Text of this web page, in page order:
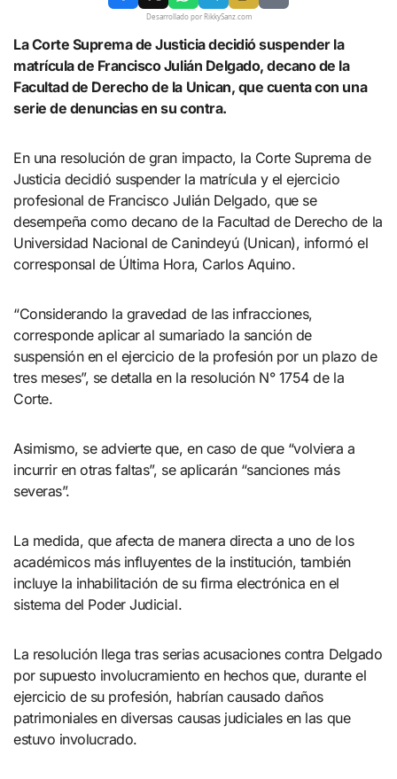
Desarrollado por RikkySanz.com
La Corte Suprema de Justicia decidió suspender la
matrícula de Francisco Julián Delgado, decano de la
Facultad de Derecho de la Unican, que cuenta con una
serie de denuncias en su contra.
En una resolución de gran impacto, la Corte Suprema de
Justicia decidió suspender la matrícula y el ejercicio
profesional de Francisco Julián Delgado, que se
desempeña como decano de la Facultad de Derecho de la
Universidad Nacional de Canindeyú (Unican), informó el
corresponsal de Última Hora, Carlos Aquino.
“Considerando la gravedad de las infracciones,
corresponde aplicar al sumariado la sanción de
suspensión en el ejercicio de la profesión por un plazo de
tres meses”, se detalla en la resolución N° 1754 de la
Corte.
Asimismo, se advierte que, en caso de que “volviera a
incurrir en otras faltas”, se aplicarán “sanciones más
severas”.
La medida, que afecta de manera directa a uno de los
académicos más influyentes de la institución, también
incluye la inhabilitación de su firma electrónica en el
sistema del Poder Judicial.
La resolución llega tras serias acusaciones contra Delgado
por supuesto involucramiento en hechos que, durante el
ejercicio de su profesión, habrían causado daños
patrimoniales en diversas causas judiciales en las que
estuvo involucrado.